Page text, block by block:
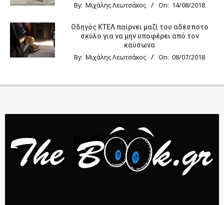
By: Μιχάλης Λεωτσάκος On: 14/08/2018
Οδηγός KTΕΛ παίρνει μαζί του αδέσποτο
σκύλο για να μην υποφέρει από τον
καύσωνα
By: Μιχάλης Λεωτσάκος On: 08/07/2018